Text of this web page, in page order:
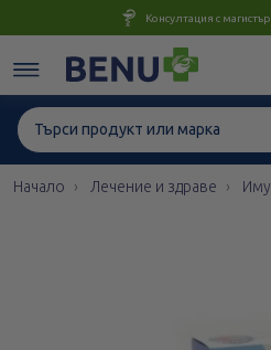
Консултация с
Начало Лечение и здраве